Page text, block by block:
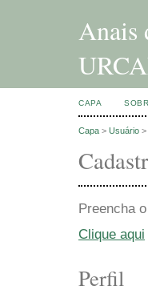
Anais
CAPA
Capa > Usuário >
Preencha
Clique aqui
Perfil